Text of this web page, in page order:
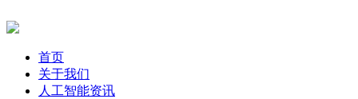
首页
关于我们
人工智能资讯